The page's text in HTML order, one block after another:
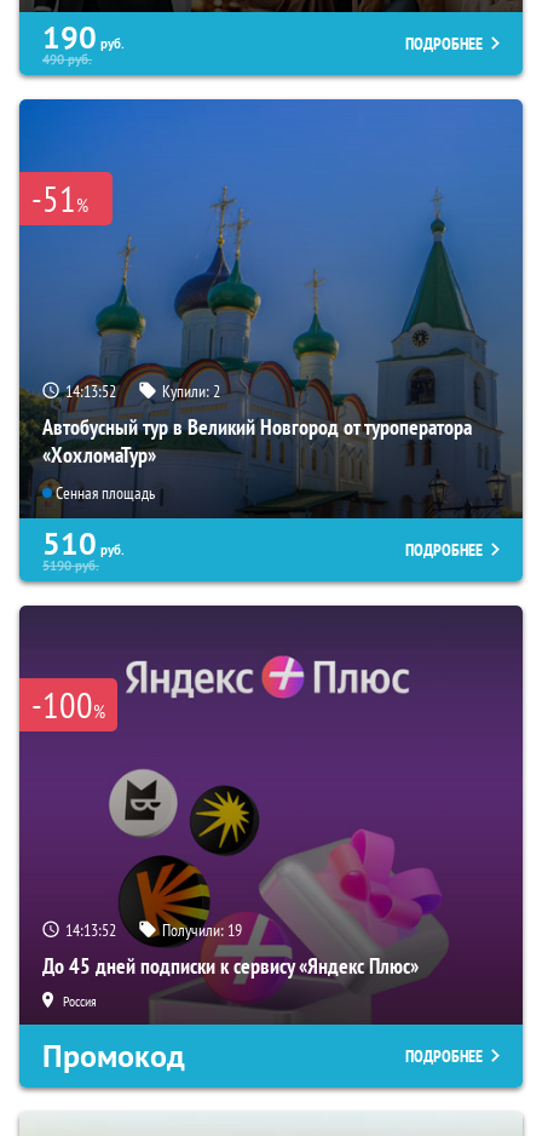
190 руб.
490руб.
ПОДРОБНЕЕ
-51%
14:13:51 Купили:2
Автобусный тур в Великий Новгород от туроператора
«ХохломаТур»
Сенная площадь
510 руб.
5190руб.
ПОДРОБНЕЕ
-100%
14:13:51 Получили: 19
До 45 дней подписки к сервису «Яндекс Плюс»
Россия
Промокод ПОДРОБНЕЕ